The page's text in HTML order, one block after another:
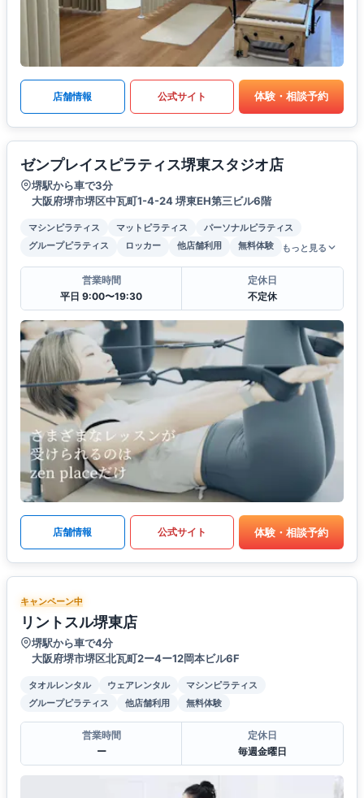
店舗情報 公式サイト 体験・相談予約
ゼンプレイスピラティス堺東スタジオ店
堺駅から車で3分
大阪府堺市堺区中瓦町1-4-24 堺東EH第三ビル6階
マシンピラティス マットピラティス
パーソナルピラティス
グループピラティス
ロッカー 他店舗利用 無料体験 もっと見る
営業時間
平日 9:00〜19:30
定休日
不定休
店舗情報 公式サイト 体験・相談予約
キャンペーン中
リントスル堺東店
堺駅から車で4分
大阪府堺市堺区北瓦町2ー4ー12岡本ビル6F
タオルレンタル ウェアレンタル
マシンピラティス
グループピラティス
他店舗利用 無料体験
営業時間
ー
定休日
毎週金曜日